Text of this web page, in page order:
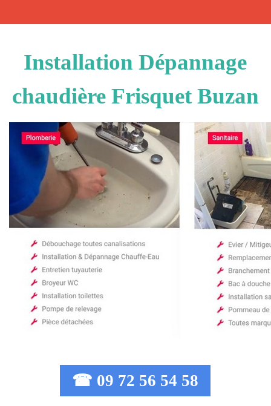
Installation Dépannage
chaudière Frisquet Buzan
☎ 09 72 56 54 58